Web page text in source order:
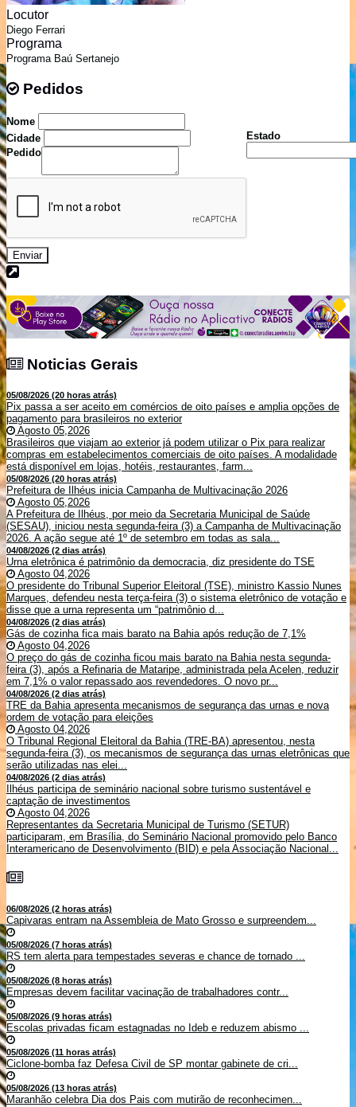
Locutor
Diego Ferrari
Programa
Programa Baú Sertanejo
Pedidos
Nome
Cidade
Estado
Pedido
Enviar
Noticias Gerais
05/08/2026 (20 horas atrás)
Pix passa a ser aceito em comércios de oito países e amplia opções de
pagamento para brasileiros no exterior
Agosto 05,2026
Brasileiros que viajam ao exterior já podem utilizar o Pix para realizar
compras em estabelecimentos comerciais de oito países. A modalidade
está disponível em lojas, hotéis, restaurantes, farm...
05/08/2026 (20 horas atrás)
Prefeitura de Ilhéus inicia Campanha de Multivacinação 2026
Agosto 05,2026
A Prefeitura de Ilhéus, por meio da Secretaria Municipal de Saúde
(SESAU), iniciou nesta segunda-feira (3) a Campanha de Multivacinação
2026. A ação segue até 1º de setembro em todas as sala...
04/08/2026 (2 dias atrás)
Urna eletrônica é patrimônio da democracia, diz presidente do TSE
Agosto 04,2026
O presidente do Tribunal Superior Eleitoral (TSE), ministro Kassio Nunes
Marques, defendeu nesta terça-feira (3) o sistema eletrônico de votação e
disse que a urna representa um “patrimônio d...
04/08/2026 (2 dias atrás)
Gás de cozinha fica mais barato na Bahia após redução de 7,1%
Agosto 04,2026
O preço do gás de cozinha ficou mais barato na Bahia nesta segunda-
feira (3), após a Refinaria de Mataripe, administrada pela Acelen, reduzir
em 7,1% o valor repassado aos revendedores. O novo pr...
04/08/2026 (2 dias atrás)
TRE da Bahia apresenta mecanismos de segurança das urnas e nova
ordem de votação para eleições
Agosto 04,2026
O Tribunal Regional Eleitoral da Bahia (TRE-BA) apresentou, nesta
segunda-feira (3), os mecanismos de segurança das urnas eletrônicas que
serão utilizadas nas elei...
04/08/2026 (2 dias atrás)
Ilhéus participa de seminário nacional sobre turismo sustentável e
captação de investimentos
Agosto 04,2026
Representantes da Secretaria Municipal de Turismo (SETUR)
participaram, em Brasília, do Seminário Nacional promovido pelo Banco
Interamericano de Desenvolvimento (BID) e pela Associação Nacional...
06/08/2026 (2 horas atrás)
Capivaras entram na Assembleia de Mato Grosso e surpreendem...
05/08/2026 (7 horas atrás)
RS tem alerta para tempestades severas e chance de tornado ...
05/08/2026 (8 horas atrás)
Empresas devem facilitar vacinação de trabalhadores contr...
05/08/2026 (9 horas atrás)
Escolas privadas ficam estagnadas no Ideb e reduzem abismo ...
05/08/2026 (11 horas atrás)
Ciclone-bomba faz Defesa Civil de SP montar gabinete de cri...
05/08/2026 (13 horas atrás)
Maranhão celebra Dia dos Pais com mutirão de reconhecimen...